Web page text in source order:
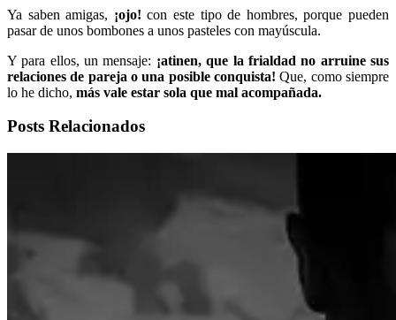
Ya saben amigas, ¡ojo!con este tipo de hombres, porque pueden
pasar de unos bombones a unos pasteles con mayúscula.
Y para ellos, un mensaje: ¡atinen, que la frialdad no arruine sus
relaciones de pareja o una posible conquista!Que, como siempre
lo he dicho, más vale estar sola que mal acompañada.
Posts Relacionados